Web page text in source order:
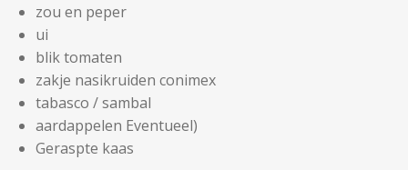
zou en peper
ui
blik tomaten
zakje nasikruiden conimex
tabasco / sambal
aardappelen Eventueel)
Geraspte kaas